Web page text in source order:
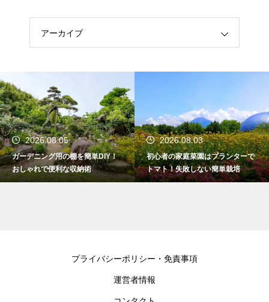
アーカイブ
2026.08.05
ガーデニング用の棚を簡単DIY！
おしゃれで便利な収納術
2026.08.03
初心者の家庭菜園はプランターで
トマト！失敗しない簡単栽培
プライバシーポリシー・免責事項
運営者情報